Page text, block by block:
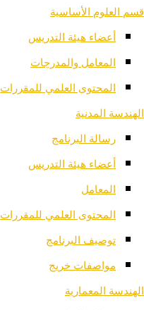
قسم العلوم الأساسية
أعضاء هيئة التدريس
المعامل والمدرجات
المحتوى العلمي للمقررات
الهندسة المدنية
رسالة البرنامج
أعضاء هيئة التدريس
المعامل
المحتوى العلمي للمقررات
توصيف البرنامج
مواصفات خريج
الهندسة المعمارية